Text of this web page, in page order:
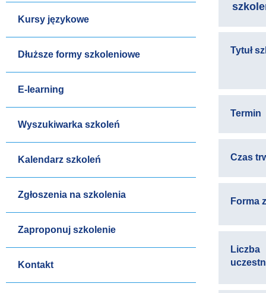
Kursy językowe
Dłuższe formy szkoleniowe
E-learning
Wyszukiwarka szkoleń
Kalendarz szkoleń
Zgłoszenia na szkolenia
Zaproponuj szkolenie
Kontakt
Tytuł
Termin
Czas
Forma
Liczba